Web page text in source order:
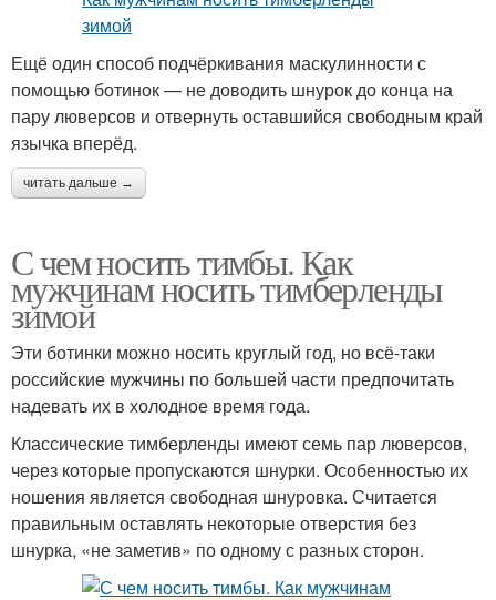
Ещё один способ подчёркивания маскулинности с
помощью ботинок — не доводить шнурок до конца на
пару люверсов и отвернуть оставшийся свободным край
язычка вперёд.
читать дальше →
С чем носить тимбы. Как
мужчинам носить тимберленды
зимой
Эти ботинки можно носить круглый год, но всё-таки
российские мужчины по большей части предпочитать
надевать их в холодное время года.
Классические тимберленды имеют семь пар люверсов,
через которые пропускаются шнурки. Особенностью их
ношения является свободная шнуровка. Считается
правильным оставлять некоторые отверстия без
шнурка, «не заметив» по одному с разных сторон.